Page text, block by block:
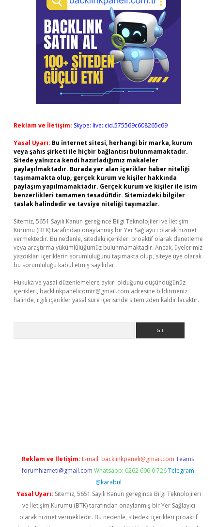
Reklam ve İletişim: Skype: live:.cid.575569c608265c69
Yasal Uyarı: Bu internet sitesi, herhangi bir marka, kurum
veya şahıs şirketi ile hiçbir bağlantısı bulunmamaktadır.
Sitede yalnızca kendi hazırladığımız makaleler
paylaşılmaktadır. Burada yer alan içerikler haber niteliği
taşımamakta olup, gerçek kurum ve kişiler hakkında
paylaşım yapılmamaktadır. Gerçek kurum ve kişiler ile isim
benzerlikleri tamamen tesadüfidir. Sitemizdeki bilgiler
taslak halindedir ve tavsiye niteliği taşımazlar.
Sitemiz, 5651 Sayılı Kanun gereğince Bilgi Teknolojileri ve İletişim
Kurumu (BTK) tarafından onaylanmış bir Yer Sağlayıcı olarak hizmet
vermektedir. Bu nedenle, sitedeki içerikleri proaktif olarak denetleme
veya araştırma yükümlülüğümüz bulunmamaktadır. Ancak, üyelerimiz
yazdıkları içeriklerin sorumluluğunu taşımakta olup, siteye üye olarak
bu sorumluluğu kabul etmiş sayılırlar.
Hukuka ve yasal düzenlemelere aykırı olduğunu düşündüğünüz
içerikleri, backlinkpanelicomtr@gmail.com adresine bildirmeniz
halinde, ilgili içerikler yasal süre içerisinde sitemizden kaldırılacaktır.
Reklam ve İletişim: E-mail: backlinkpaneli@gmail.com Teams:
forumhizmeti@gmail.com Whatsapp: 0262 606 0 726 Telegram:
@karabul
Yasal Uyarı: Sitemiz, 5651 Sayılı Kanun gereğince Bilgi Teknolojileri
ve İletişim Kurumu (BTK) tarafından onaylanmış bir Yer Sağlayıcı
olarak hizmet vermektedir. Bu nedenle, sitedeki içerikleri proaktif